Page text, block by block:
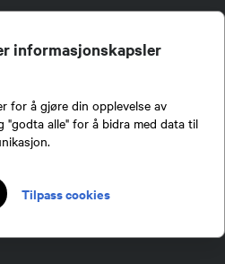
informasjonskapsler
for å gjøre din opplevelse av
"godta alle" for å bidra med data til
Tilpass cookies
for formidling av kunnskap om jakt og
men har et sterkt jakt-, fiske-, og
har ansvar for innhold de